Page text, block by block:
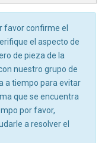
favor confirme el
el aspecto de
de pieza de la
nuestro grupo de
a tiempo para evitar
que se encuentra
por favor,
a resolver el